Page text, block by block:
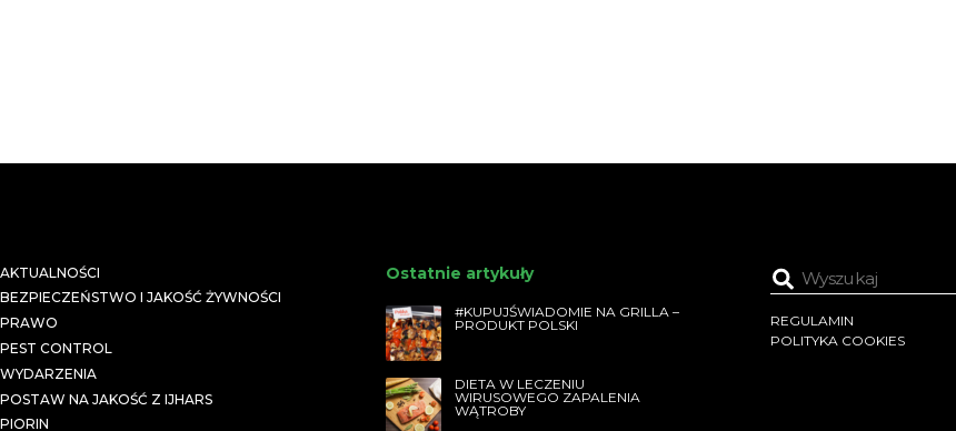
AKTUALNOŚCI
BEZPIECZEŃSTWO I JAKOŚĆ ŻYWNOŚCI
PRAWO
PEST CONTROL
WYDARZENIA
POSTAW NA JAKOŚĆ Z IJHARS
PIORIN
Ostatnie artykuły
#KUPUJŚWIADOMIE NA GRILLA –
PRODUKT POLSKI
DIETA W LECZENIU
WIRUSOWEGO ZAPALENIA
WĄTROBY
REGULAMIN
POLITYKA COOKIES